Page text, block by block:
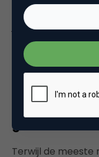
procent hoger
in
jaar.
feestdagen te
met een
concurrentie,
6. Januari
goede
Terwijl de